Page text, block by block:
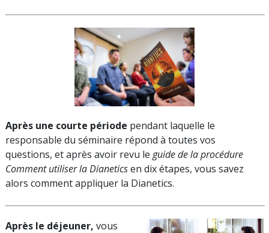
Après une courte période pendant laquelle le
responsable du séminaire répond à toutes vos
questions, et après avoir revu le guide de la procédure
Comment utiliser la Dianeticsen dix étapes, vous savez
alors comment appliquer la Dianetics.
Après le déjeuner, vous